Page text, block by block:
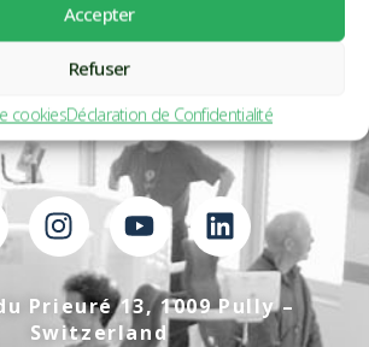
Accepter
Refuser
cookiesDéclaration de Confidentialité
Prieuré 13, 1009 Pully –
Switzerland